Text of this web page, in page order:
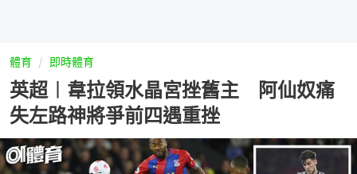
體育 即時體育
英超︱韋拉領水晶宮挫舊主 阿仙奴痛
失左路神將爭前四遇重挫